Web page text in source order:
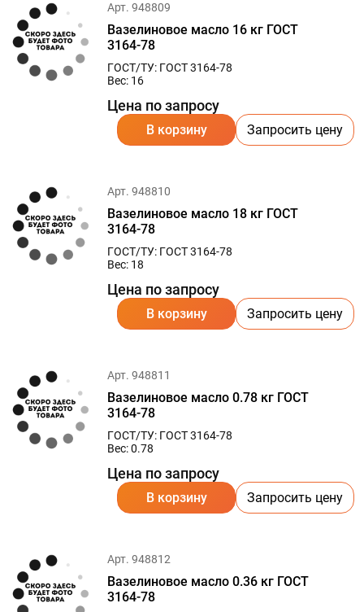
Арт. 948809
Вазелиновое масло 16 кг ГОСТ
3164-78
ГОСТ/ТУ: ГОСТ 3164-78
Вес: 16
Цена по запросу
В корзину Запросить цену
Арт. 948810
Вазелиновое масло 18 кг ГОСТ
3164-78
ГОСТ/ТУ: ГОСТ 3164-78
Вес: 18
Цена по запросу
В корзину Запросить цену
Арт. 948811
Вазелиновое масло 0.78 кг ГОСТ
3164-78
ГОСТ/ТУ: ГОСТ 3164-78
Вес: 0.78
Цена по запросу
В корзину Запросить цену
Арт. 948812
Вазелиновое масло 0.36 кг ГОСТ
3164-78